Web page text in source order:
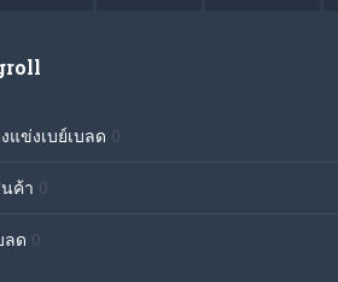
แข่งเบย์เบลด 0
ค้า 0
ลด 0